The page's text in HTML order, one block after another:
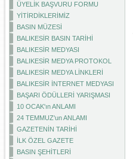
ÜYELİK BAŞVURU FORMU
YİTİRDİKLERİMİZ
BASIN MÜZESİ
BALIKESİR BASIN TARİHİ
BALIKESİR MEDYASI
BALIKESİR MEDYA PROTOKOL
BALIKESİR MEDYA LİNKLERİ
BALIKESİR İNTERNET MEDYASI
BAŞARI ÖDÜLLERİ YARIŞMASI
10 OCAK'ın ANLAMI
24 TEMMUZ'un ANLAMI
GAZETENİN TARİHİ
İLK ÖZEL GAZETE
BASIN ŞEHİTLERİ